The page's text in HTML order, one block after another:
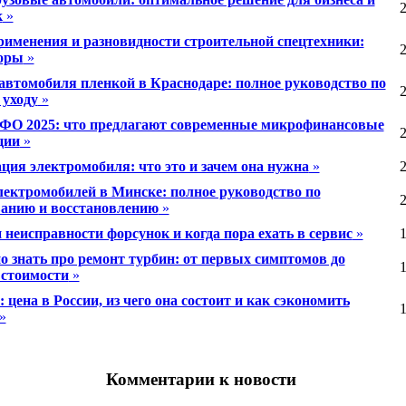
»
и разновидности строительной спецтехники:
»
пленкой в Краснодаре: полное руководство по
»
2025: что предлагают современные микрофинансовые
»
электромобиля: что это и зачем она нужна »
в Минске: полное руководство по
и восстановлению»
форсунок и когда пора ехать в сервис»
знать про ремонт турбин: от первых симптомов до
»
цена в России, из чего она состоит и как сэкономить
Комментарии к новости